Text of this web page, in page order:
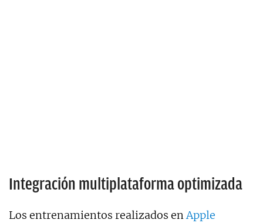
Integración multiplataforma optimizada
Los entrenamientos realizados enApple